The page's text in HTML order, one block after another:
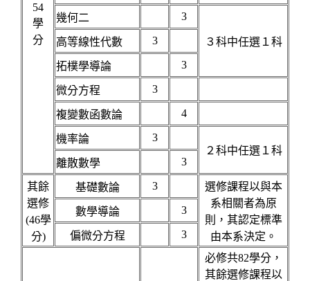
54
學
分
幾何二 3
３科中任選１科
高等線性代數 3
拓樸學導論 3
微分方程 3
複變數函數論 4
機率論
3
２科中任選１科
離散數學
3
其餘
選修
(46學
分)
基礎數論 3
選修課程以與本
系相關者為原
則，其認定標準
由本系決定。
數學導論 3
偏微分方程 3
必修共82學分，
其餘選修課程以